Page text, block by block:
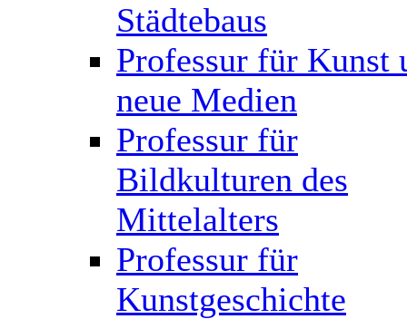
Städtebaus
Professur für Kunst
neue Medien
Professur für
Bildkulturen des
Mittelalters
Professur für
Kunstgeschichte